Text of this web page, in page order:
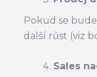
Pokud se
další růst (viz
Sales